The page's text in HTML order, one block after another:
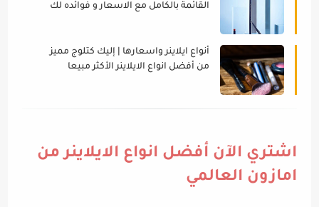
القائمة بالكامل مع الاسعار و فوائده لك
أنواع ايلاينر واسعارها | إليك كتلوج مميز
من أفضل انواع الايلاينر الأكثر مبيعا
اشتري الآن أفضل انواع الايلاينر من
امازون العالمي